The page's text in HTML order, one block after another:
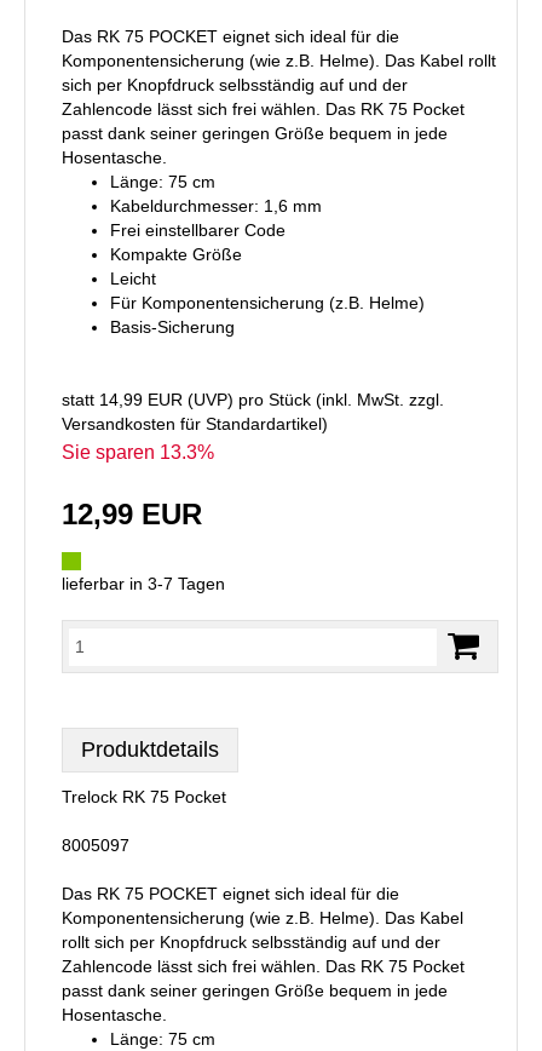
Das RK 75 POCKET eignet sich ideal für die
Komponentensicherung (wie z.B. Helme). Das Kabel rollt
sich per Knopfdruck selbsständig auf und der
Zahlencode lässt sich frei wählen. Das RK 75 Pocket
passt dank seiner geringen Größe bequem in jede
Hosentasche.
Länge: 75 cm
Kabeldurchmesser: 1,6 mm
Frei einstellbarer Code
Kompakte Größe
Leicht
Für Komponentensicherung (z.B. Helme)
Basis-Sicherung
statt 14,99 EUR (UVP) pro Stück (inkl. MwSt. zzgl.
Versandkosten für Standardartikel)
Sie sparen 13.3%
12,99 EUR
lieferbar in 3-7 Tagen
Produktdetails
Trelock RK 75 Pocket
8005097
Das RK 75 POCKET eignet sich ideal für die
Komponentensicherung (wie z.B. Helme). Das Kabel
rollt sich per Knopfdruck selbsständig auf und der
Zahlencode lässt sich frei wählen. Das RK 75 Pocket
passt dank seiner geringen Größe bequem in jede
Hosentasche.
Länge: 75 cm